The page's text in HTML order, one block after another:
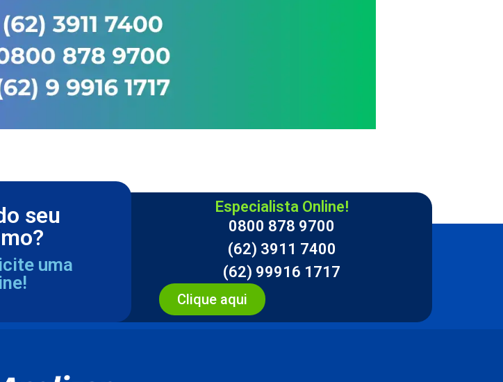
seu
uma
Especialista Online!
0800 878 9700
(62) 3911 7400
(62) 99916 1717
Clique aqui